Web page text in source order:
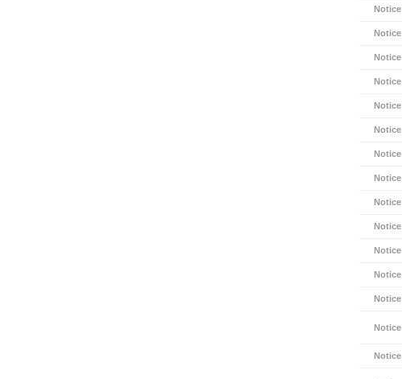
Notice
Notice
Notice
Notice
Notice
Notice
Notice
Notice
Notice
Notice
Notice
Notice
Notice
Notice
Notice